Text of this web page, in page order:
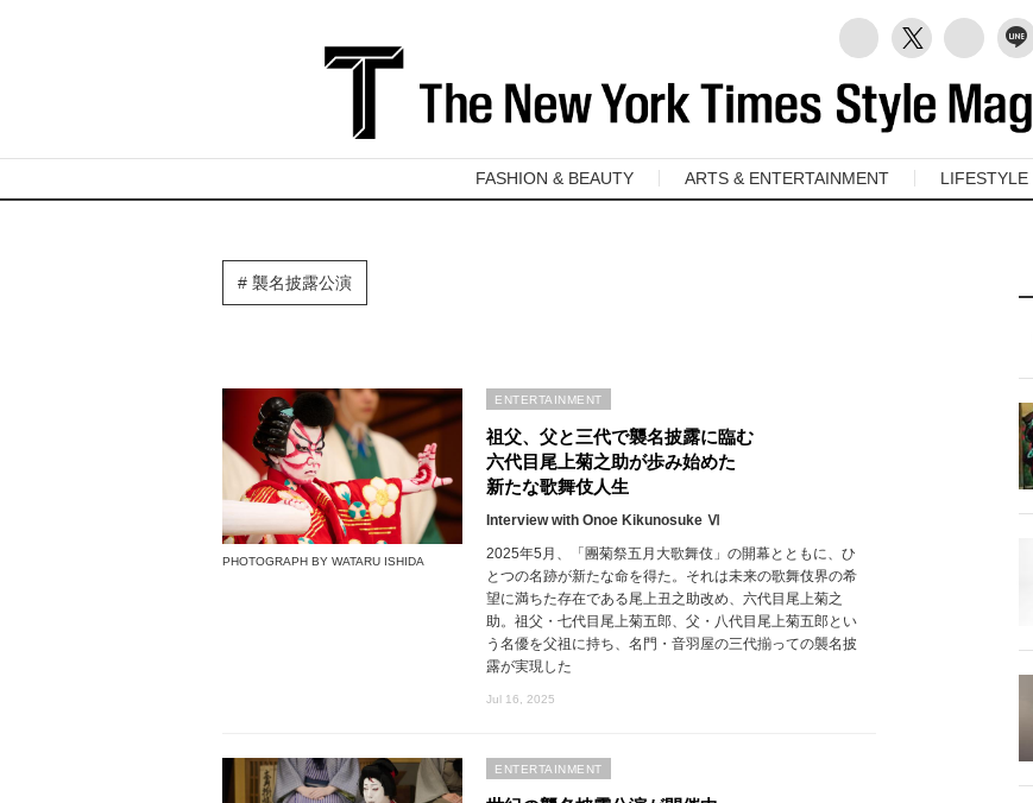
FASHION & BEAUTY ARTS & ENTERTAINMENT LIFESTYLE
襲名披露公演
PHOTOGRAPH BY WATARU ISHIDA
祖父、父と三代で襲名披露に臨む
六代目尾上菊之助が歩み始めた
新たな歌舞伎人生
Interview with Onoe Kikunosuke Ⅵ
2025年5月、「團菊祭五月大歌舞伎」の開幕とともに、ひ
とつの名跡が新たな命を得た。それは未来の歌舞伎界の希
望に満ちた存在である尾上丑之助改め、六代目尾上菊之
助。祖父・七代目尾上菊五郎、父・八代目尾上菊五郎とい
う名優を父祖に持ち、名門・音羽屋の三代揃っての襲名披
露が実現した
Jul 16, 2025
ENTERTAINMENT
ENTERTAINMENT